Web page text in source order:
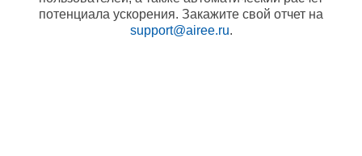
потенциала ускорения. Закажите свой отчет на
support@airee.ru.